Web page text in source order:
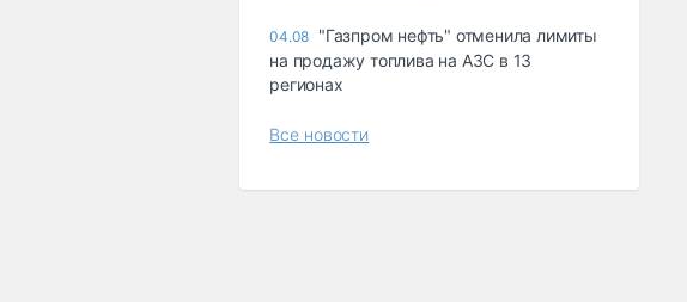
04.08 "Газпром нефть" отменила лимиты
на продажу топлива на АЗС в 13
регионах
Все новости